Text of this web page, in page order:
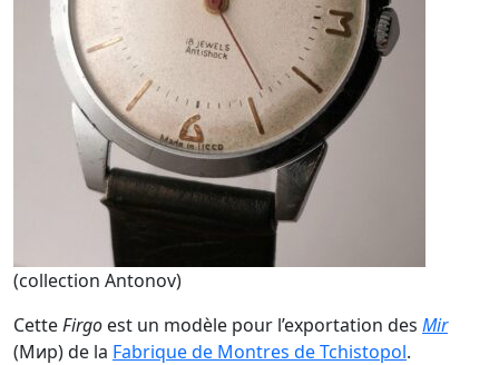
(collection Antonov)
CetteFirgo est un modèle pour l’exportation des Mir
(Mир) de la Fabrique de Montres de Tchistopol.